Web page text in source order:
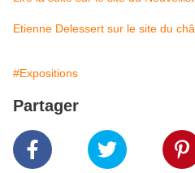
Etienne Delessert sur le site du
#Expositions
Partager